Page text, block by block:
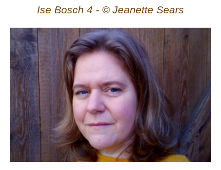
Ise Bosch 4 - © Jeanette Sears